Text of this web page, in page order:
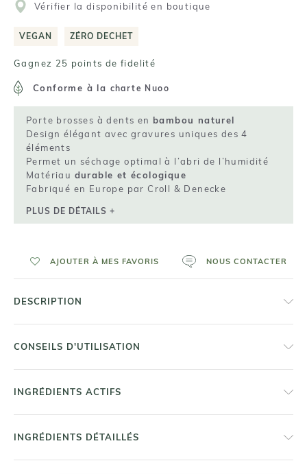
Vérifier la disponibilité en boutique
VEGAN ZÉRO DECHET
Gagnez 25 points de fidelité
Conforme à la charte Nuoo
Porte brosses à dents en bambou naturel
Design élégant avec gravures uniques des 4
éléments
Permet un séchage optimal à l’abri de l’humidité
Matériau durable et écologique
Fabriqué en Europe par Croll & Denecke
PLUS DE DÉTAILS +
AJOUTER À MES FAVORIS NOUS CONTACTER
DESCRIPTION
CONSEILS D'UTILISATION
INGRÉDIENTS ACTIFS
INGRÉDIENTS DÉTAILLÉS